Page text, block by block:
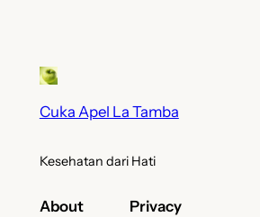
Cuka Apel La Tamba
Kesehatan dari Hati
About Privacy